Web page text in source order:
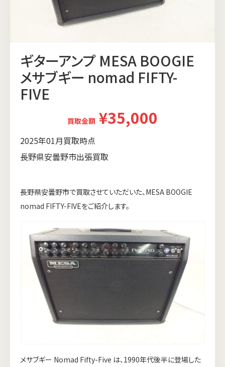
ギターアンプ MESA BOOGIE
メサブギー nomad FIFTY-
FIVE
買取金額 ¥35,000
2025年01月買取時点
長野県安曇野市出張買取
長野県安曇野市で買取させていただいた、MESA BOOGIE
nomad FIFTY-FIVEをご紹介します。
メサブギー Nomad Fifty-Five は、1990年代後半に登場した